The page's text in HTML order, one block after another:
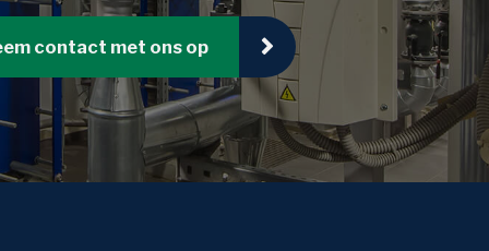
contact met ons op